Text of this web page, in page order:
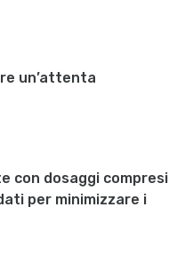
un’attenta
con dosaggi compresi
per minimizzare i